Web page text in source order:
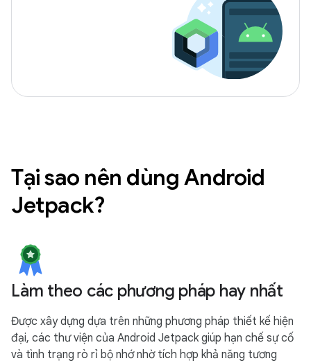
Tại sao nên dùng Android
Jetpack?
Làm theo các phương pháp hay nhất
Được xây dựng dựa trên những phương pháp thiết kế hiện
đại, các thư viện của Android Jetpack giúp hạn chế sự cố
và tình trạng rò rỉ bộ nhớ nhờ tích hợp khả năng tương